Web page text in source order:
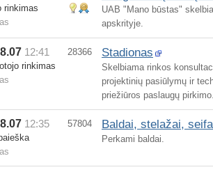
rinkimas
UAB "Mano būstas"
apskrityje.
12:41
rinkimas
28366 Stadionas
Skelbiama rinkos
projektinių pasiūlymų ir
priežiūros paslaugų
12:35 57804 Baldai, stelažai,
Perkami baldai.